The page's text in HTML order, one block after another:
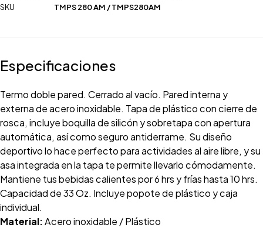
SKU TMPS 280 AM / TMPS280AM
Especificaciones
Termo doble pared. Cerrado al vacío. Pared interna y
externa de acero inoxidable. Tapa de plástico con cierre de
rosca, incluye boquilla de silicón y sobretapa con apertura
automática, así como seguro antiderrame. Su diseño
deportivo lo hace perfecto para actividades al aire libre, y su
asa integrada en la tapa te permite llevarlo cómodamente.
Mantiene tus bebidas calientes por 6 hrs y frías hasta 10 hrs.
Capacidad de 33 Oz. Incluye popote de plástico y caja
individual.
Material:Acero inoxidable / Plástico